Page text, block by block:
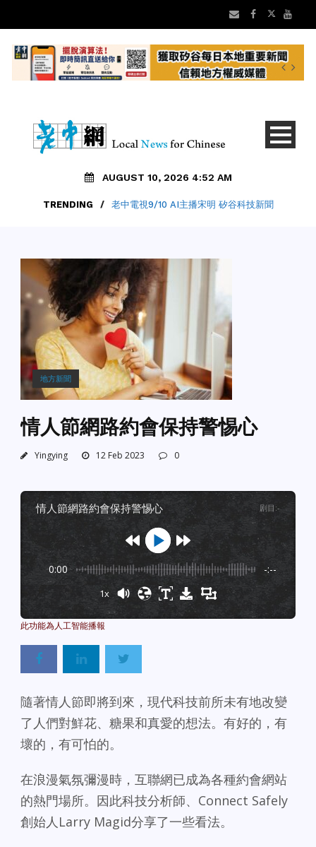
AUGUST 10, 2026 4:52 AM
TRENDING / 老中電視9/10 AI主播宋明 矽谷科技新聞
地方新聞
情人節網路約會保持警惕心
Yingying 12 Feb 2023 0
情人節網路約會保持警惕心 剧目 :-
0:00 -:--
1x
隨著情人節即將到來，現代科技前所未有地改變
了人們對鮮花、糖果和真愛的想法。有好的，有
壞的，有可怕的。
在浪漫氣氛彌漫時，互聯網已成為各種約會網站
的熱門場所。因此科技分析師、Connect Safely
創始人Larry Magid分享了一些看法。